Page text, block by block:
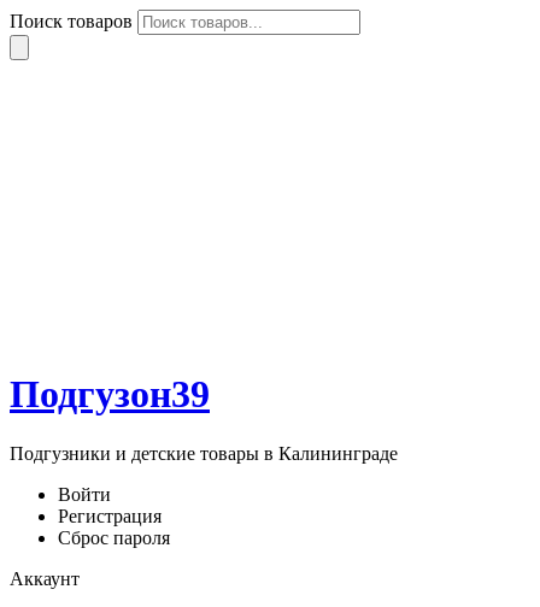
Поиск товаров
Подгузон39
Подгузники и детские товары в Калининграде
Войти
Регистрация
Сброс пароля
Аккаунт